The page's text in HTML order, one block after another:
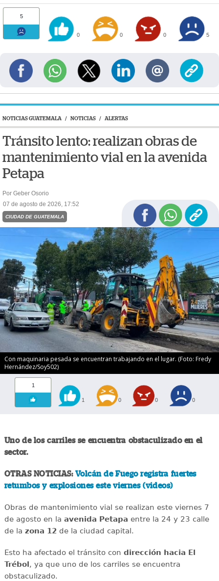
5
0 0 0 5
NOTICIAS GUATEMALA / NOTICIAS / ALERTAS
Tránsito lento: realizan obras de
mantenimiento vial en la avenida
Petapa
Por Geber Osorio
07 de agosto de 2026, 17:52
CIUDAD DE GUATEMALA
Con maquinaria pesada se encuentran trabajando en el lugar. (Foto: Fredy
Hernández/Soy502)
1
1 0 0 0
Uno de los carriles se encuentra obstaculizado en el
sector.
OTRAS NOTICIAS: Volcán de Fuego registra fuertes
retumbos y explosiones este viernes (videos)
Obras de mantenimiento vial se realizan este viernes 7
de agosto en la avenida Petapa entre la 24 y 23 calle
de la zona 12de la ciudad capital.
Esto ha afectado el tránsito con dirección hacia El
Trébol, ya que uno de los carriles se encuentra
obstaculizado.